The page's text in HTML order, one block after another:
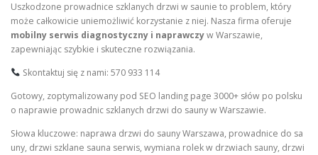
Uszkodzone prowadnice szklanych drzwi w saunie to problem, który
może całkowicie uniemożliwić korzystanie z niej. Nasza firma oferuje
mobilny serwis diagnostyczny i naprawczyw Warszawie,
zapewniając szybkie i skuteczne rozwiązania.
Skontaktuj się z nami: 570 933 114
Gotowy, zoptymalizowany pod SEO landing page 3000+ słów po polsku
o naprawie prowadnic szklanych drzwi do sauny w Warszawie.
Słowa kluczowe: naprawa drzwi do sauny Warszawa, prowadnice do sa
uny, drzwi szklane sauna serwis, wymiana rolek w drzwiach sauny, drzwi